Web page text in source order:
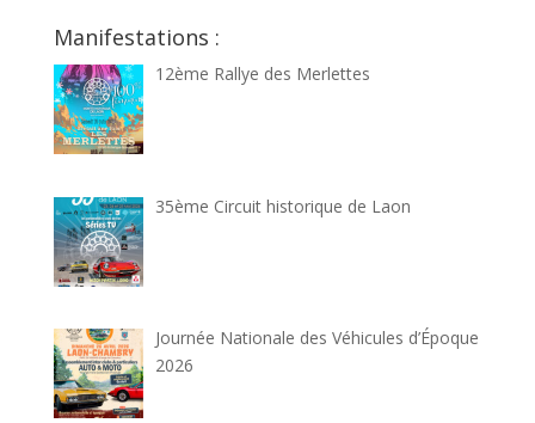
Manifestations :
12ème Rallye des Merlettes
35ème Circuit historique de Laon
Journée Nationale des Véhicules d’Époque
2026